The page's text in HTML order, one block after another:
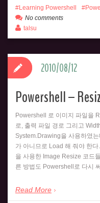
Learning Powershell
No comments
talsu
Powershell –
Powershell 로 이미지 파일을
로, 출력 파일 경로 그리고
System.Drawing을 사용하였
가 아니므로 Load 해 줘야 한
을 사용한 Image Resize 코드
른 방법도 Powershell로 다시
Read More
2010/08/12